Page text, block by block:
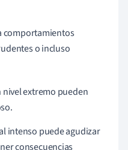
comportamientos
o incluso
nivel extremo pueden
intenso puede agudizar
consecuencias